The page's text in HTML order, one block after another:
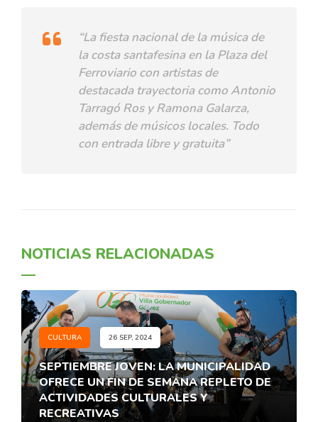
“La fiesta nacional de la música de
la costa santafesina en la Plaza del
Ferroviario con artistas de
destacada trayectoria como Antonio
Tarragó Ros y Ramona Galarza,
además de músicos locales. Todo
con entrada libre y gratuita”
NOTICIAS RELACIONADAS
CULTURA 26 SEP, 2024
SEPTIEMBRE JOVEN: LA MUNICIPALIDAD
OFRECE UN FIN DE SEMANA REPLETO DE
ACTIVIDADES CULTURALES Y
RECREATIVAS